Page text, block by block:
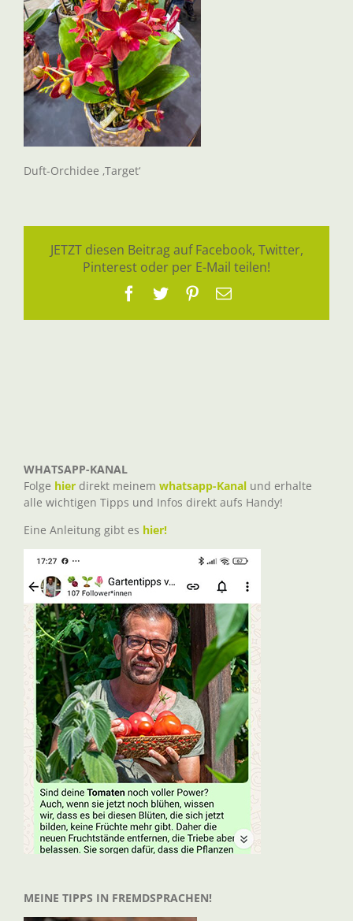
Duft-Orchidee ‚Target‘
JETZT diesen Beitrag auf Facebook, Twitter,
Pinterest oder per E-Mail teilen!
Facebook
TwitterPinterest
E-
WHATSAPP-KANAL
Folge hier direkt meinem whatsapp-Kanal und erhalte
alle wichtigen Tipps und Infos direkt aufs Handy!
Eine Anleitung gibt es hier!
MEINE TIPPS IN FREMDSPRACHEN!